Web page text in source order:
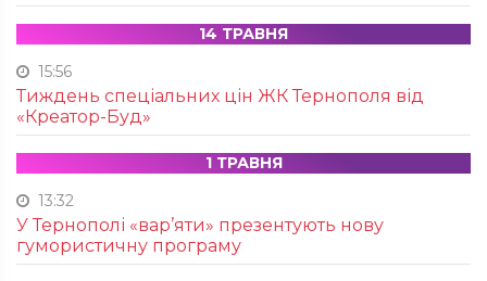
14 ТРАВНЯ
15:56
Тиждень спеціальних цін ЖК Тернополя від
«Креатор-Буд»
1 ТРАВНЯ
13:32
У Тернополі «вар’яти» презентують нову
гумористичну програму